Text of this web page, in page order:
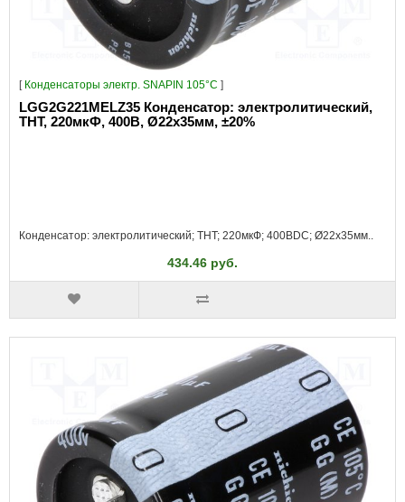
[ Конденсаторы электр. SNAPIN 105°C ]
LGG2G221MELZ35 Конденсатор: электролитический,
THT, 220мкФ, 400В, Ø22x35мм, ±20%
Конденсатор: электролитический; THT; 220мкФ; 400ВDC; Ø22x35мм..
434.46 руб.